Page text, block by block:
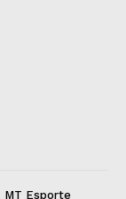
MT Esporte